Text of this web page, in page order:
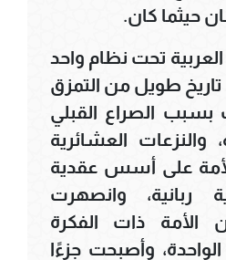
حيثما كان.
العربية تحت نظام واحد
تاريخ طويل من التمزق
بسبب الصراع القبلي
والنزعات العشائرية
على أسس عقدية
ربانية، وانصهرت
الأمة ذات الفكرة
الواحدة، وأصبحت جزءًا